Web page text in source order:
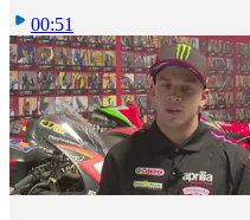
00:51